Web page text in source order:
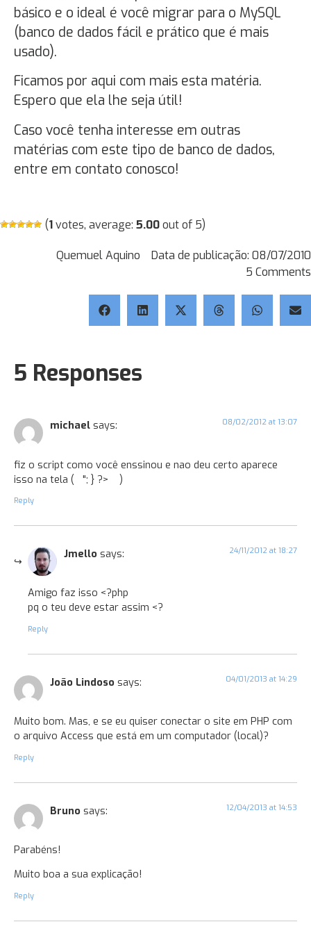
básico e o ideal é você migrar para o MySQL
(banco de dados fácil e prático que é mais
usado).
Ficamos por aqui com mais esta matéria.
Espero que ela lhe seja útil!
Caso você tenha interesse em outras
matérias com este tipo de banco de dados,
entre em contato conosco!
(1votes, average: 5.00out of 5)
Quemuel Aquino Data de publicação: 08/07/2010
5 Comments
5 Responses
michael says: 08/02/2012 at 13:07
fiz o script como você enssinou e nao deu certo aparece
isso na tela ( "; } ?> )
Reply
Jmello says: 24/11/2012 at 18:27
Amigo faz isso <?php
pq o teu deve estar assim <?
Reply
João Lindoso says: 04/01/2013 at 14:29
Muito bom. Mas, e se eu quiser conectar o site em PHP com
o arquivo Access que está em um computador (local)?
Reply
Bruno says: 12/04/2013 at 14:53
Parabéns!
Muito boa a sua explicação!
Reply